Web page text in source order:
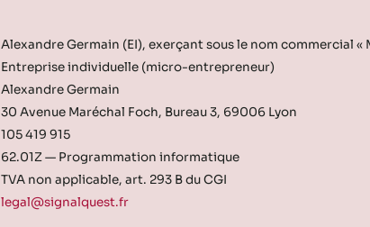
Alexandre Germain (EI), exerçant sous le nom commercial «
Entreprise individuelle (micro-entrepreneur)
Alexandre Germain
30 Avenue Maréchal Foch, Bureau 3, 69006 Lyon
105 419 915
62.01Z — Programmation informatique
TVA non applicable, art. 293 B du CGI
legal@signalquest.fr